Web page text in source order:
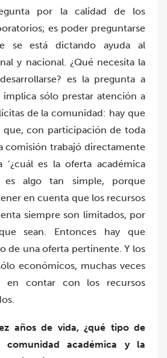
por la calidad de los
es poder preguntarse
se está dictando ayuda al
y nacional. ¿Qué necesita la
es la pregunta a
implica sólo prestar atención a
de la comunidad: hay que
que, con participación de toda
comisión trabajó directamente
‘¿cuál es la oferta académica
es algo tan simple, porque
en cuenta que los recursos
siempre son limitados, por
sean. Entonces hay que
de una oferta pertinente. Y los
económicos, muchas veces
en contar con los recursos
años de vida, ¿qué tipo de
académica y la